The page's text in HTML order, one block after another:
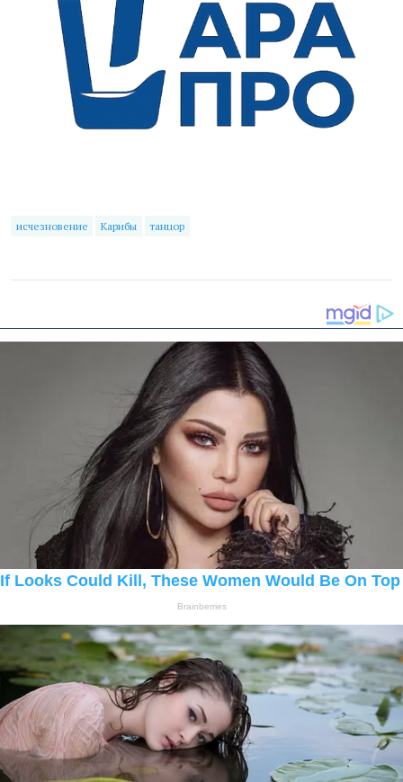
исчезновение Карибы танцор